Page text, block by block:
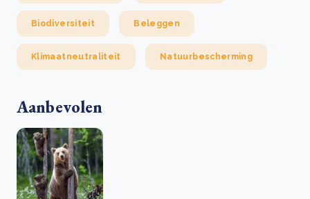
Biodiversiteit Beleggen
Klimaatneutraliteit Natuurbescherming
Aanbevolen